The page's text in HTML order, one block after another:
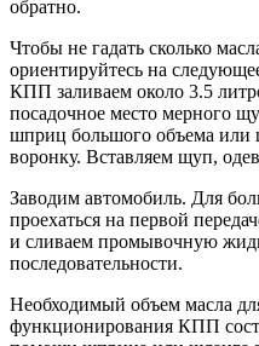
обратно.
Чтобы не гадать сколько
ориентируйтесь на
КПП заливаем около 3.5
посадочное место мерного
шприц большого объема или
воронку. Вставляем щуп,
Заводим автомобиль. Для
проехаться на первой
и сливаем промывочную
последовательности.
Необходимый объем масла
функционирования КПП